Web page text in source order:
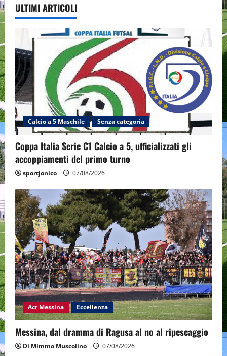
ULTIMI ARTICOLI
Calcio a 5 Maschile Senza categoria
Coppa Italia Serie C1 Calcio a 5, ufficializzati gli
accoppiamenti del primo turno
sportjonico 07/08/2026
Acr Messina Eccellenza
Messina, dal dramma di Ragusa al no al ripescaggio
Di Mimmo Muscolino 07/08/2026